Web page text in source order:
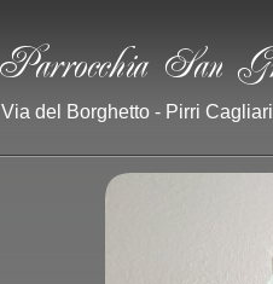
Via del Borghetto - Pirri Cagliari